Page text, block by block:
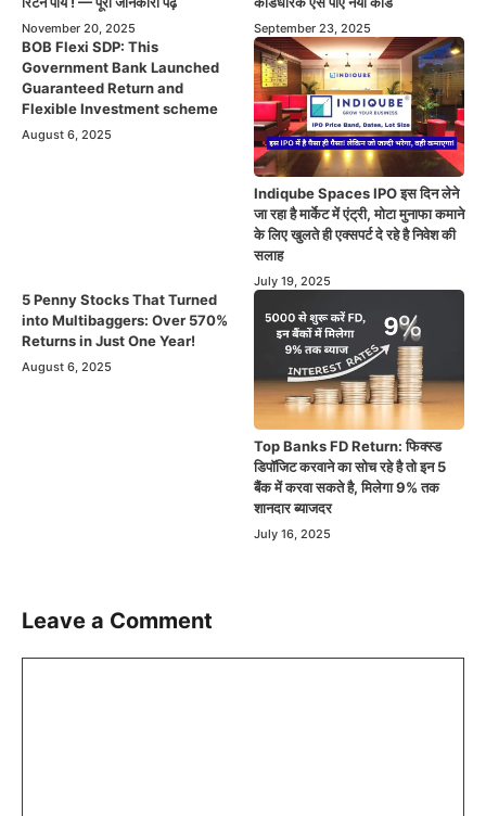
November 20, 2025 September 23, 2025
BOB Flexi SDP: This
Government Bank Launched
Guaranteed Return and
Flexible Investment scheme
August 6, 2025
Indiqube Spaces IPO इस दिन लेने
जा रहा है मार्केट में एंट्री, मोटा मुनाफा कमाने
के लिए खुलते ही एक्सपर्ट दे रहे है निवेश की
सलाह
July 19, 2025
5 Penny Stocks That Turned
into Multibaggers: Over 570%
Returns in Just One Year!
August 6, 2025
Top Banks FD Return: फिक्स्ड
डिपॉजिट करवाने का सोच रहे है तो इन 5
बैंक में करवा सकते है, मिलेगा 9% तक
शानदार ब्याजदर
July 16, 2025
Leave a Comment